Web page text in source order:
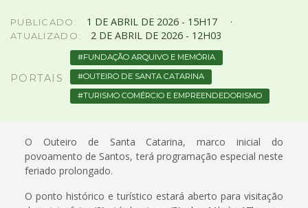
PUBLICADO: 1 DE ABRIL DE 2026 - 15H17
ATUALIZADO: 2 DEABRIL DE 2026 - 12H03
PORTAIS
FUNDAÇÃO ARQUIVO E MEMÓRIA
OUTEIRO DE SANTA CATARINA
TURISMO COMÉRCIO E EMPREENDEDORISMO
O Outeiro de Santa Catarina, marco inicial do
povoamento de Santos, terá programação especial neste
feriado prolongado.
O ponto histórico e turístico estará aberto para visitação